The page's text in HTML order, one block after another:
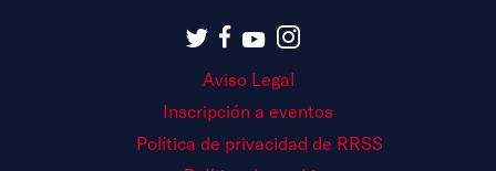
Aviso Legal
Inscripción a eventos
Política de privacidad de RRSS